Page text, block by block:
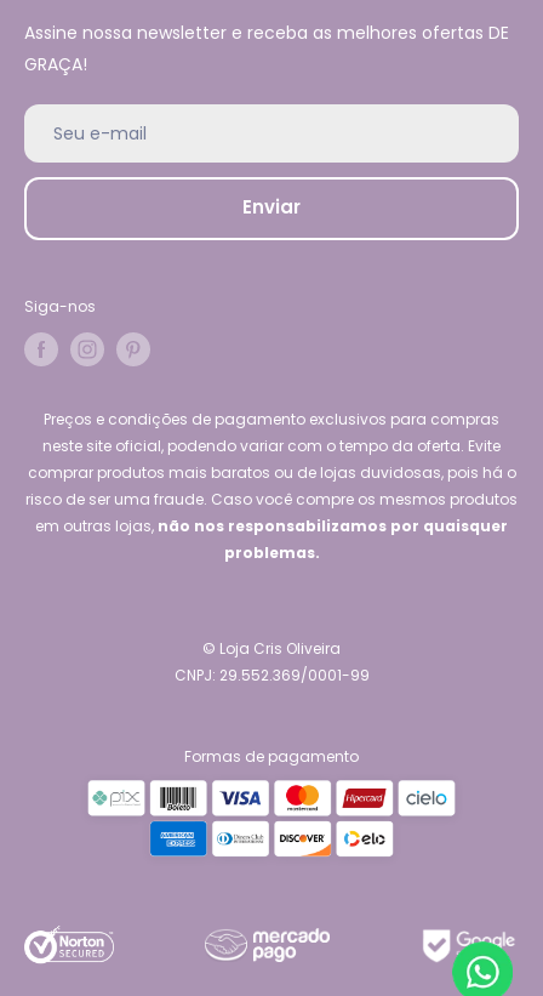
Assine nossa newsletter e receba as melhores ofertas DE
GRAÇA!
Seu e-mail
Enviar
Siga-nos
Preços e condições de pagamento exclusivos para compras
neste site oficial, podendo variar com o tempo da oferta. Evite
comprar produtos mais baratos ou de lojas duvidosas, pois há o
risco de ser uma fraude. Caso você compre os mesmos produtos
em outras lojas, não nos responsabilizamos por quaisquer
problemas.
© Loja Cris Oliveira
CNPJ: 29.552.369/0001-99
Formas de pagamento